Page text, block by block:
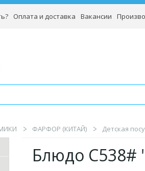
Оплата и доставка Вакансии
ФАРФОР (КИТАЙ) Детская
Блюдо C538#